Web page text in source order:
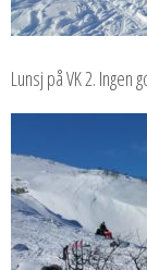
Lunsj på VK 2.